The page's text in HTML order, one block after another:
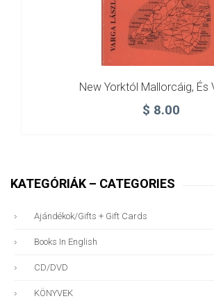
New Yorktól Mallorcáig, És
$ 8.00
KATEGÓRIÁK – CATEGORIES
Ajándékok/gifts + Gift Cards
Books In English
CD/DVD
KÖNYVEK